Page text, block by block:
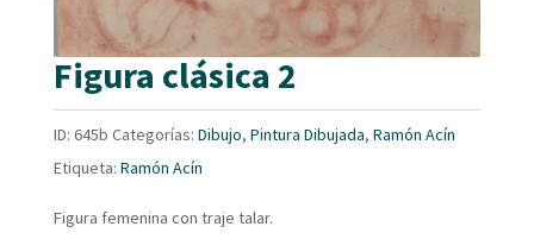
Figura clásica 2
ID: 645b Categorías: Dibujo, Pintura Dibujada, Ramón Acín
Etiqueta: Ramón Acín
Figura femenina con traje talar.